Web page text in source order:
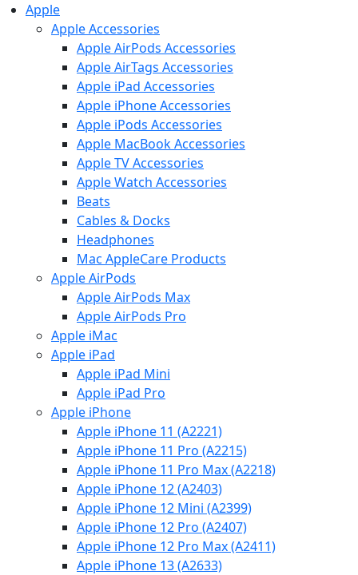
Apple
Apple Accessories
Apple AirPods Accessories
Apple AirTags Accessories
Apple iPad Accessories
Apple iPhone Accessories
Apple iPods Accessories
Apple MacBook Accessories
Apple TV Accessories
Apple Watch Accessories
Beats
Cables & Docks
Headphones
Mac AppleCare Products
Apple AirPods
Apple AirPods Max
Apple AirPods Pro
Apple iMac
Apple iPad
Apple iPad Mini
Apple iPad Pro
Apple iPhone
Apple iPhone 11 (A2221)
Apple iPhone 11 Pro (A2215)
Apple iPhone 11 Pro Max (A2218)
Apple iPhone 12 (A2403)
Apple iPhone 12 Mini (A2399)
Apple iPhone 12 Pro (A2407)
Apple iPhone 12 Pro Max (A2411)
Apple iPhone 13 (A2633)